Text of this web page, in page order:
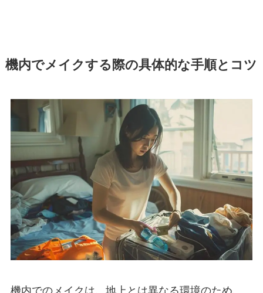
機内でメイクする際の具体的な手順とコツ